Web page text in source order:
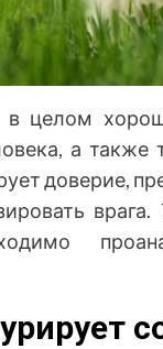
в целом
а также
доверие,